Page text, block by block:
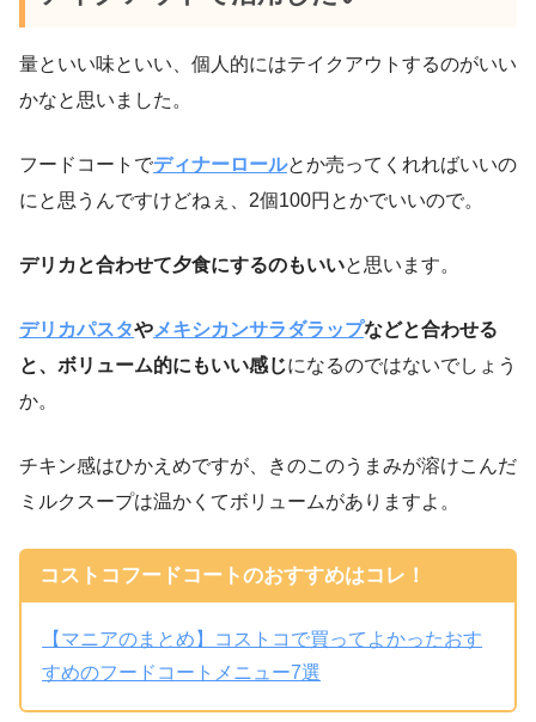
量といい味といい、個人的にはテイクアウトするのがいい
かなと思いました。
フードコートでディナーロールとか売ってくれればいいの
にと思うんですけどねぇ、2個100円とかでいいので。
デリカと合わせて夕食にするのもいいと思います。
デリカパスタやメキシカンサラダラップなどと合わせる
と、ボリューム的にもいい感じになるのではないでしょう
か。
チキン感はひかえめですが、きのこのうまみが溶けこんだ
ミルクスープは温かくてボリュームがありますよ。
コストコフードコートのおすすめはコレ！
【マニアのまとめ】コストコで買ってよかったおす
すめのフードコートメニュー7選